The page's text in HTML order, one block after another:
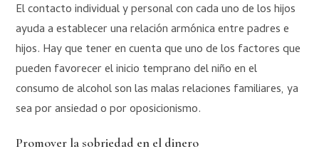
El contacto individual y personal con cada uno de los hijos
ayuda a establecer una relación armónica entre padres e
hijos. Hay que tener en cuenta que uno de los factores que
pueden favorecer el inicio temprano del niño en el
consumo de alcohol son las malas relaciones familiares, ya
sea por ansiedad o por oposicionismo.
Promover la sobriedad en el dinero